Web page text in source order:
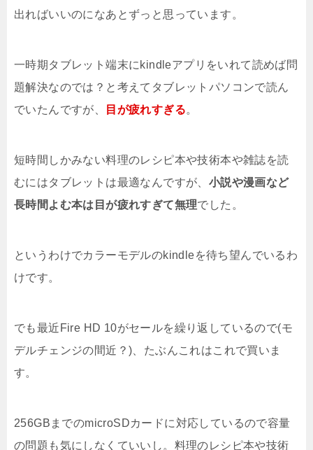
出ればいいのになあとずっと思っています。
一時期タブレット端末にkindleアプリをいれて読めば問
題解決なのでは？と考えてタブレットパソコンで読ん
でいたんですが、
目が疲れすぎる。
短時間しかみない料理のレシピ本や技術本や雑誌を読
むにはタブレットは最適なんですが、 小説や漫画など
長時間よむ本は目が疲れすぎて無理でした。
というわけでカラーモデルのkindleを待ち望んでいるわ
けです。
でも最近Fire HD 10がセールを繰り返しているので(モ
デルチェンジの間近？)、たぶんこれはこれで買いま
す。
256GBまでのmicroSDカードに対応しているので容量
の問題も気にしなくていいし。料理のレシピ本や技術